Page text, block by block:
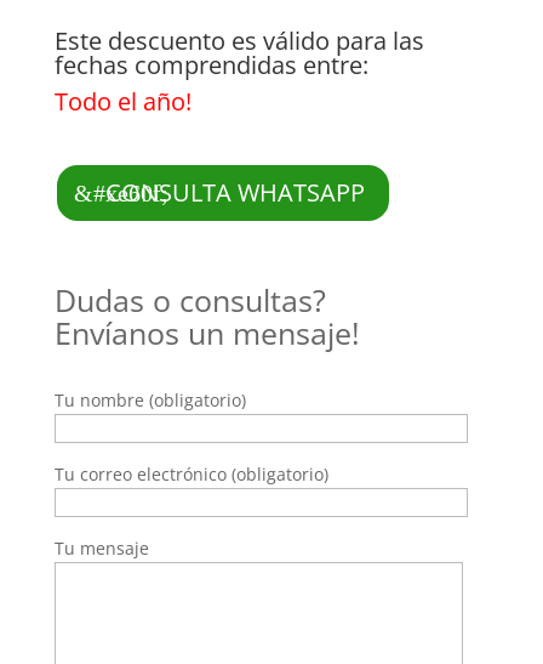
Este descuento es válido para las
fechas comprendidas entre:
Todo el año!
CONSULTA WHATSAPP
Dudas o consultas?
Envíanos un mensaje!
Tu nombre (obligatorio)
Tu correo electrónico (obligatorio)
Tu mensaje